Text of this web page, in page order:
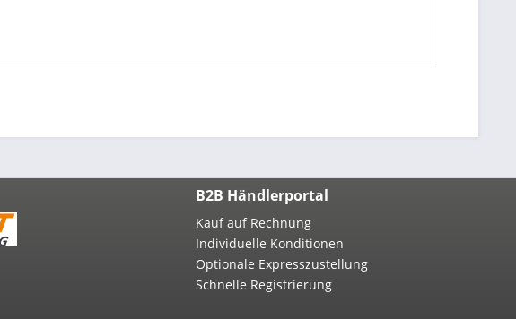
B2B Händlerportal
Kauf auf Rechnung
Individuelle Konditionen
Optionale Expresszustellung
Schnelle Registrierung